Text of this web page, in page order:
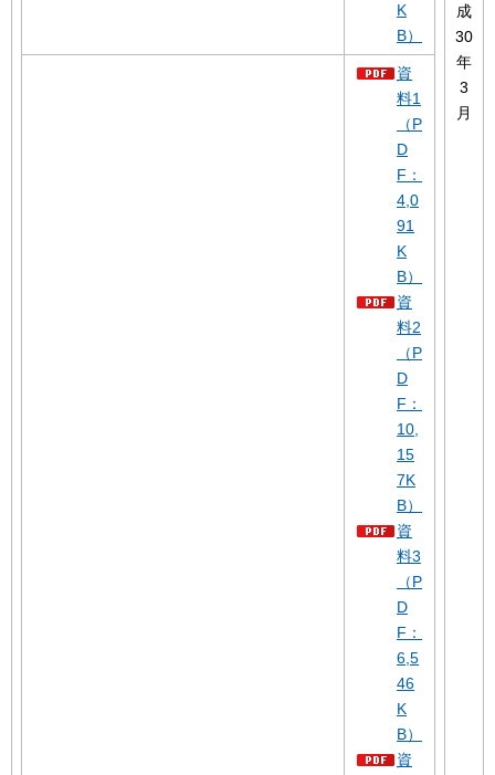
K
B）
資
料1
（P
D
F：
4,0
91
K
B）
資
料2
（P
D
F：
10,
15
7K
B）
資
料3
（P
D
F：
6,5
46
K
B）
資
成
30
年
3
月